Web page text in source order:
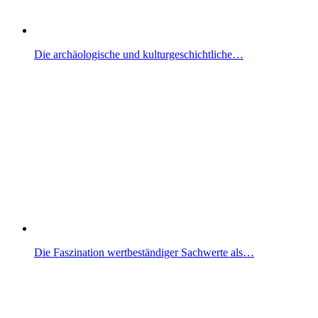
Die archäologische und kulturgeschichtliche…
Die Faszination wertbeständiger Sachwerte als…